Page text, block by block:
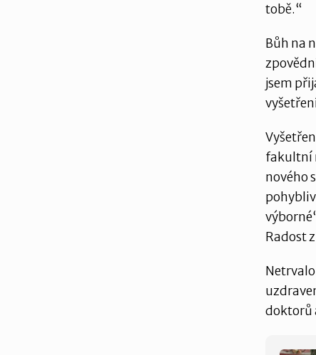
tobě.“
Bůh na
jsem
fakultní
nového
Radost
doktorů